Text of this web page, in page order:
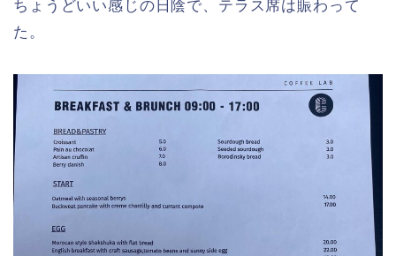
ちょうどいい感じの日陰で、テラス席は賑わって
た。